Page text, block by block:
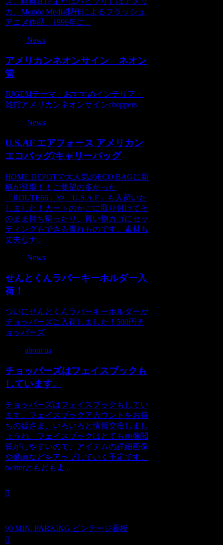
カ、Mondo Media製作によるフラッシュ
アニメ作品。1999年に...
News
アメリカンネオンサイン ネオン
管
JUGEMテーマ：おすすめインテリア・
雑貨アメリカンネオンサインchoppers
News
U.S.AF.エアフォース アメリカン
エコバッグ/キャリーバッグ
HOME DEPOTで大人気のECO BAGに新
柄が登場！！ご要望の多かった
「ROUTE66」や「U.S.A.F」も入荷いた
しました！カートのかごに取り付けてそ
のまま持ち帰ったり、買い物カゴにセッ
ティングもできる優れものです。素材も
丈夫なナ...
News
せんとくんラバーキーホルダー入
荷！
ついにせんとくんラバーキーホルダーが
チョッパーズに入荷しました！500円チ
ョッパーズ
about us
チョッパーズはフェイスブックも
しています。
チョッパーズはフェイスブックもしてい
ます。フェイスブックアカウントをお持
ちの皆さま、いろいろと情報交換しまし
ょうね。フェイスブックはとても画像閲
覧がしやすいので、アイテムの詳細画像
や動画などをアップしていく予定です。
twitterともどもよ...
90 MIN. PARKING ビンテージ看板